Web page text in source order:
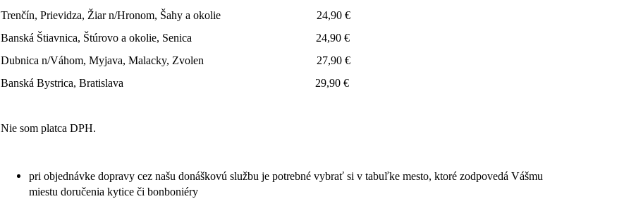
Trenčín, Prievidza, Žiar n/Hronom, Šahy a okolie 24,90 €
Banská Štiavnica, Štúrovo a okolie, Senica 24,90 €
Dubnica n/Váhom, Myjava, Malacky, Zvolen 27,90 €
Banská Bystrica, Bratislava 29,90 €
Nie som platca DPH.
pri objednávke dopravy cez našu donáškovú službu je potrebné vybrať si v tabuľke mesto, ktoré zodpovedá Vášmu
miestu doručenia kytice či bonboniéry